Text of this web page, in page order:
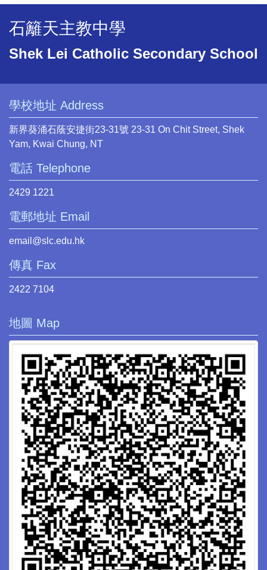
石籬天主教中學
Shek Lei Catholic Secondary School
學校地址 Address
新界葵涌石蔭安捷街23-31號 23-31 On Chit Street, Shek
Yam, Kwai Chung, NT
電話 Telephone
2429 1221
電郵地址 Email
email@slc.edu.hk
傳真 Fax
2422 7104
地圖 Map